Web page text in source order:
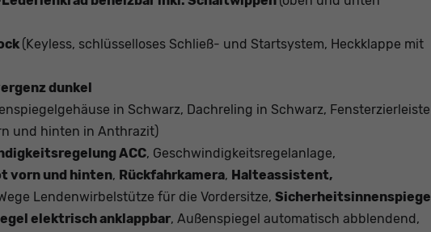
(Keyless, schlüsselloses Schließ- und Startsystem, Heckklappe mit
dunkel
in Schwarz, Dachreling in Schwarz,
und hinten in Anthrazit)
ACC, Geschwindigkeitsregelanlage,
vorn und hinten, Rückfahrkamera, Halteassistent,
Lendenwirbelstütze für die Vordersitze,
elektrisch anklappbar, Außenspiegel automatisch abblendend,